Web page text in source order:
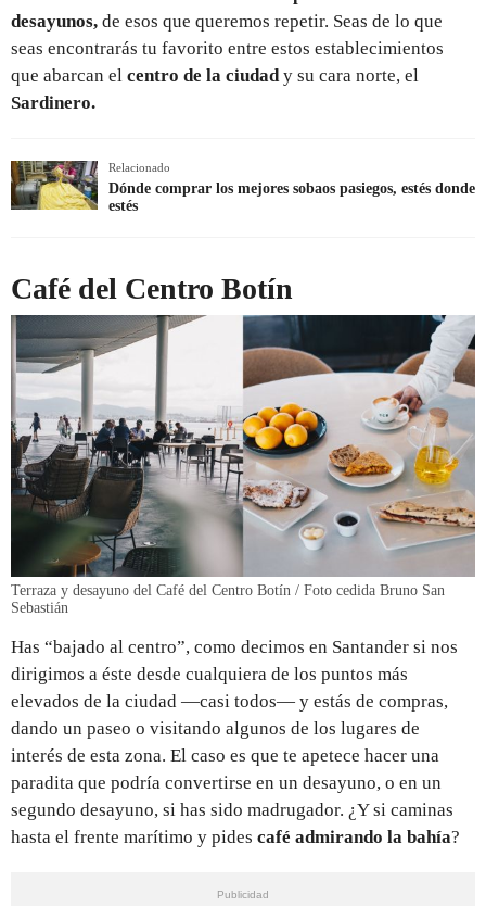
desayunos, de esos que queremos repetir. Seas de lo que
seas encontrarás tu favorito entre estos establecimientos
que abarcan el centro de la ciudady su cara norte, el
Sardinero.
Relacionado
Dónde comprar los mejores sobaos pasiegos, estés donde
estés
Café del Centro Botín
Terraza y desayuno del Café del Centro Botín / Foto cedida Bruno San
Sebastián
Has “bajado al centro”, como decimos en Santander si nos
dirigimos a éste desde cualquiera de los puntos más
elevados de la ciudad —casi todos— y estás de compras,
dando un paseo o visitando algunos de los lugares de
interés de esta zona. El caso es que te apetece hacer una
paradita que podría convertirse en un desayuno, o en un
segundo desayuno, si has sido madrugador. ¿Y si caminas
hasta el frente marítimo y pides café admirando la bahía?